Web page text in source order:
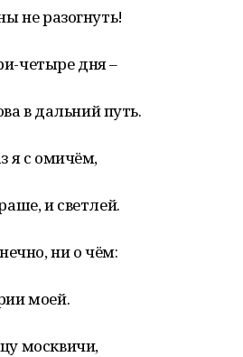
не разогнуть!
четыре дня –
в дальний путь.
я с омичём,
и светлей.
ни о чём:
моей.
москвичи,